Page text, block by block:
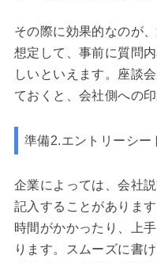
その際に効果的なのが
想定して、事前に質問
しいといえます。座談
ておくと、会社側への
準備2.エントリーシー
企業によっては、会社
記入することがありま
時間がかかったり、上
ります。スムーズに書